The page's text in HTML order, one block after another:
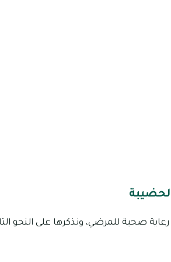
صحية للمرضي، ونذكرها على النحو